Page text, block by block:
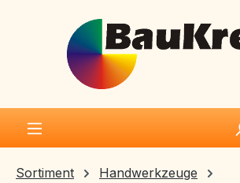
Zum Hauptinhalt springen
Sortiment
Handwerkzeuge